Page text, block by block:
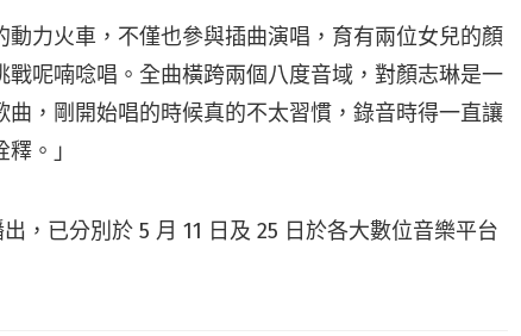
力火車，不僅也參與插曲演唱，育有兩位女兒的顏
呢喃唸唱。全曲橫跨兩個八度音域，對顏志琳是一
，剛開始唱的時候真的不太習慣，錄音時得一直讓
。」
，已分別於 5 月 11 日及 25 日於各大數位音樂平台